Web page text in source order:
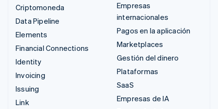
Criptomoneda
Data Pipeline
Elements
Financial Connections
Identity
Invoicing
Issuing
Link
Empresas
internacionales
Pagos en la aplicación
Marketplaces
Gestión del dinero
Plataformas
SaaS
Empresas de IA